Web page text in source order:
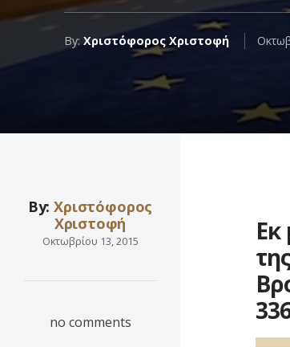
By: Χριστόφορος Χριστοφή
By:Χριστόφορος
Χριστοφή
Οκτωβρίου 13, 2015
no comments
Εκ